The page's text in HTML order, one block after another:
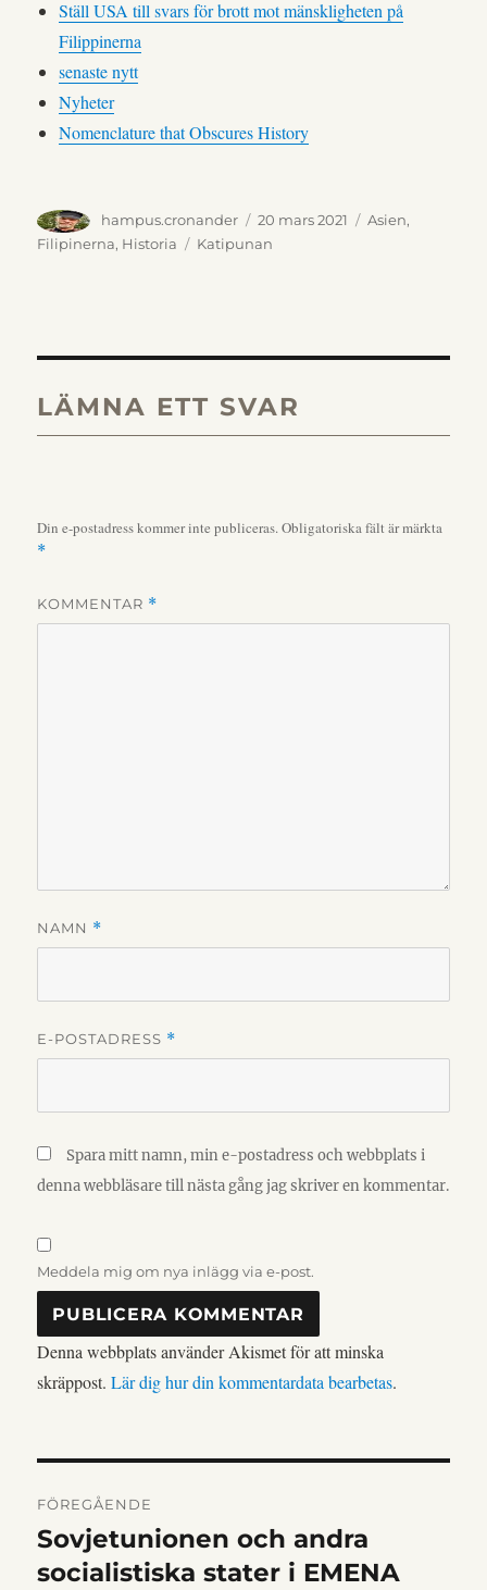
Ställ USA till svars för brott mot mänskligheten på
Filippinerna
senaste nytt
Nyheter
Nomenclature that Obscures History
Författare
hampus.cronander
Publicerat
den
20 mars 2021 Kategorier
Asien,
Filipinerna, Historia Etiketter
Katipunan
LÄMNA ETT SVAR
Din e-postadress kommer inte publiceras.Obligatoriska fält är märkta
*
KOMMENTAR *
NAMN *
E-POSTADRESS *
Spara mitt namn, min e-postadress och webbplats i
denna webbläsare till nästa gång jag skriver en kommentar.
Meddela mig om nya inlägg via e-post.
Denna webbplats använder Akismet för att minska
skräppost.Lär dig hur din kommentardata bearbetas.
FÖREGÅENDE
Föregående
inlägg:
Sovjetunionen och andra
socialistiska stater i EMENA